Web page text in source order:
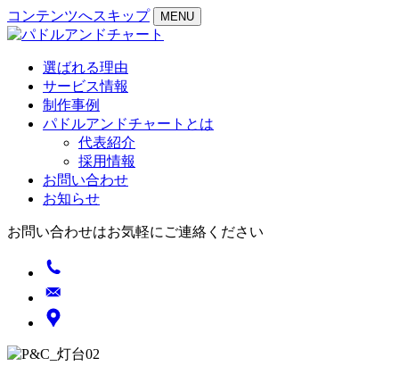
コンテンツへスキップ MENU
選ばれる理由
サービス情報
制作事例
パドルアンドチャートとは
代表紹介
採用情報
お問い合わせ
お知らせ
お問い合わせはお気軽にご連絡ください